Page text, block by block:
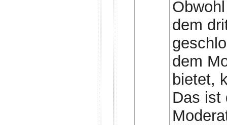
dem
dem
bietet,
Das ist